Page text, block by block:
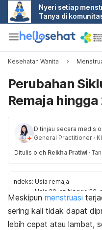
Nyeri setiap
Tanya di
Kesehatan Wanita
Perubahan
Remaja hingga
Ditinjau secara medis
General Practitioner ·
Ditulis oleh Reikha Pratiwi ·
Indeks: Usia remaja
Usia 20-an hingga 30-
Usia 40-an
Usia 50-an
Meskipun menstruasi
sering kali tidak dapat
lebih cepat atau lambat,